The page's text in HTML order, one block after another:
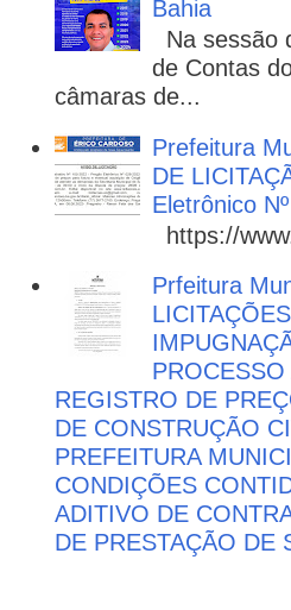
Bahia
Na sessão
de Contas
câmaras de...
Prefeitura
DE
Eletrônico
https://
Prfeitura
REGISTRO DE
DE CONSTRUÇÃO
PREFEITURA
CONDIÇÕES
ADITIVO DE
DE PRESTAÇÃO DE